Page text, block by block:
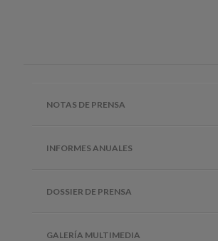
NOTAS DE PRENSA
INFORMES ANUALES
DOSSIER DE PRENSA
GALERÍA MULTIMEDIA